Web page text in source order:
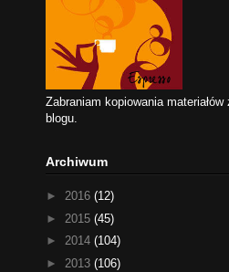
Zabraniam kopiowania
blogu.
Archiwum
► 2016 (12)
► 2015 (45)
► 2014 (104)
► 2013 (106)